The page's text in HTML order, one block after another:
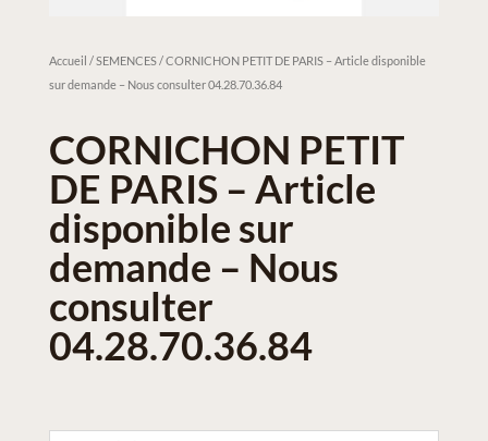
Accueil /SEMENCES/ CORNICHON PETIT DE PARIS – Article disponible
sur demande – Nous consulter 04.28.70.36.84
CORNICHON PETIT
DE PARIS – Article
disponible sur
demande – Nous
consulter
04.28.70.36.84